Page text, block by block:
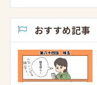
おすすめ記事